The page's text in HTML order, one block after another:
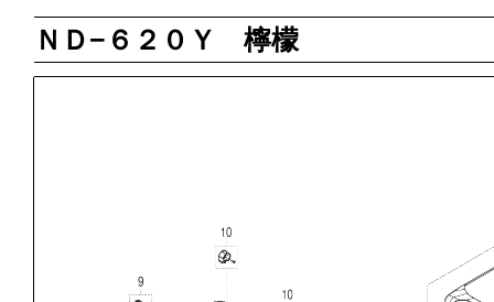
ＮＤ−６２０Ｙ 檸檬